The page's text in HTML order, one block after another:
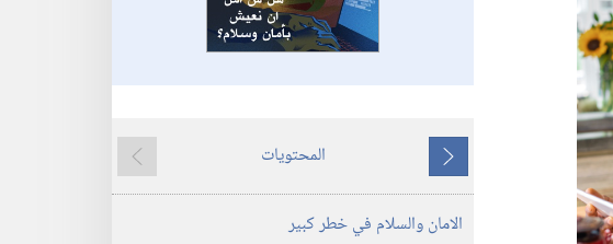
ما
يسبق
المحتويات
ما
يلي
الامان والسلام في خطر كبير